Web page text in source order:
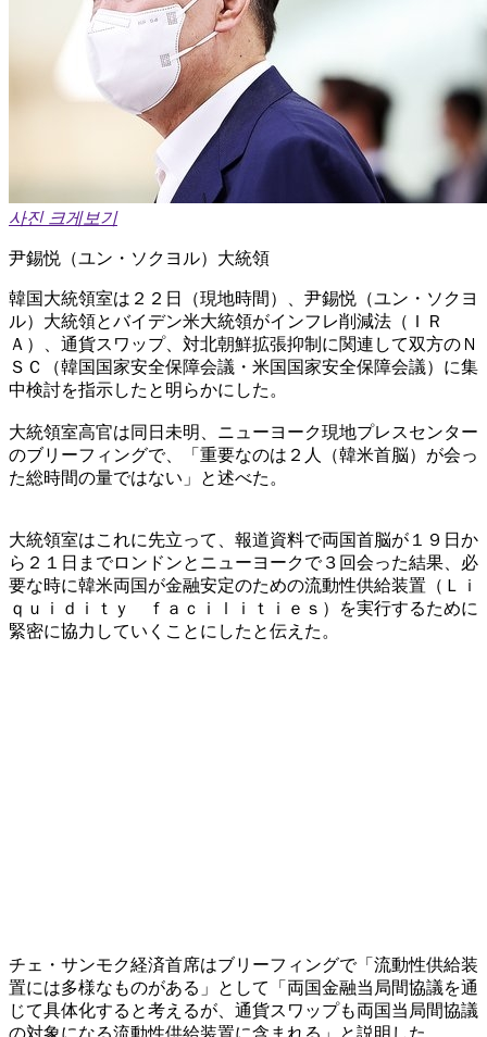
사진 크게보기
尹錫悦（ユン・ソクヨル）大統領
韓国大統領室は２２日（現地時間）、尹錫悦（ユン・ソクヨ
ル）大統領とバイデン米大統領がインフレ削減法（ＩＲ
Ａ）、通貨スワップ、対北朝鮮拡張抑制に関連して双方のＮ
ＳＣ（韓国国家安全保障会議・米国国家安全保障会議）に集
中検討を指示したと明らかにした。
大統領室高官は同日未明、ニューヨーク現地プレスセンター
のブリーフィングで、「重要なのは２人（韓米首脳）が会っ
た総時間の量ではない」と述べた。
大統領室はこれに先立って、報道資料で両国首脳が１９日か
ら２１日までロンドンとニューヨークで３回会った結果、必
要な時に韓米両国が金融安定のための流動性供給装置（Ｌｉ
ｑｕｉｄｉｔｙ ｆａｃｉｌｉｔｉｅｓ）を実行するために
緊密に協力していくことにしたと伝えた。
チェ・サンモク経済首席はブリーフィングで「流動性供給装
置には多様なものがある」として「両国金融当局間協議を通
じて具体化すると考えるが、通貨スワップも両国当局間協議
の対象になる流動性供給装置に含まれる」と説明した。